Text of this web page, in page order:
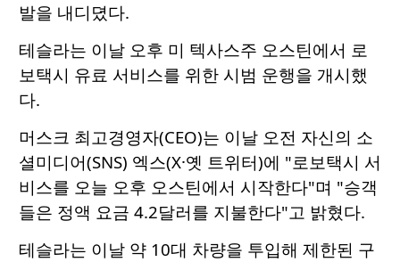
발을 내디뎠다.
테슬라는 이날 오후 미 텍사스주 오스틴에서 로
보택시 유료 서비스를 위한 시범 운행을 개시했
다.
머스크 최고경영자(CEO)는 이날 오전 자신의 소
셜미디어(SNS) 엑스(X·옛 트위터)에 "로보택시 서
비스를 오늘 오후 오스틴에서 시작한다"며 "승객
들은 정액 요금 4.2달러를 지불한다"고 밝혔다.
테슬라는 이날 약 10대 차량을 투입해 제한된 구